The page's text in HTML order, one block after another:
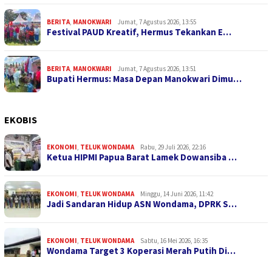
BERITA, MANOKWARI Jumat, 7 Agustus 2026, 13:55
Festival PAUD Kreatif, Hermus Tekankan E…
BERITA, MANOKWARI Jumat, 7 Agustus 2026, 13:51
Bupati Hermus: Masa Depan Manokwari Dimu…
EKOBIS
EKONOMI, TELUK WONDAMA Rabu, 29 Juli 2026, 22:16
Ketua HIPMI Papua Barat Lamek Dowansiba …
EKONOMI, TELUK WONDAMA Minggu, 14 Juni 2026, 11:42
Jadi Sandaran Hidup ASN Wondama, DPRK S…
EKONOMI, TELUK WONDAMA Sabtu, 16 Mei 2026, 16:35
Wondama Target 3 Koperasi Merah Putih Di…